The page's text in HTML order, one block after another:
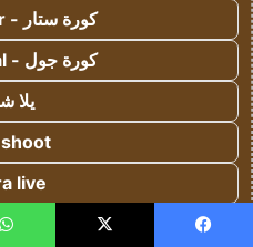
كورة ستار - koora-star
كورة جول - koora-goal
يلا
live
live